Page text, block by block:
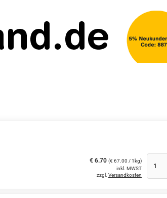
€ 6.70 (€ 67.00 / 1kg)
inkl. MWST
zzgl. Versandkosten